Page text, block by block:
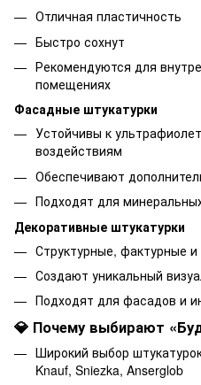
Отличная пластичность
Быстро сохнут
Рекомендуются для
помещениях
Фасадные штукатурки
Устойчивы к
воздействиям
Обеспечивают
Подходят для
Декоративные штукатурки
Структурные, фактурные
Создают уникальный
Подходят для фасадов и
💎 Почему выбирают
Широкий выбор
Knauf, Sniezka, Anserglob